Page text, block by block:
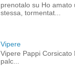
prenotalo su Ho amato
stessa, tormentat...
Vipere
Vipere Pappi
palc...